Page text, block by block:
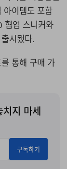
아이템도 포함
업 스니커와
시됐다.
통해 구매 가
지 마세
구독하기